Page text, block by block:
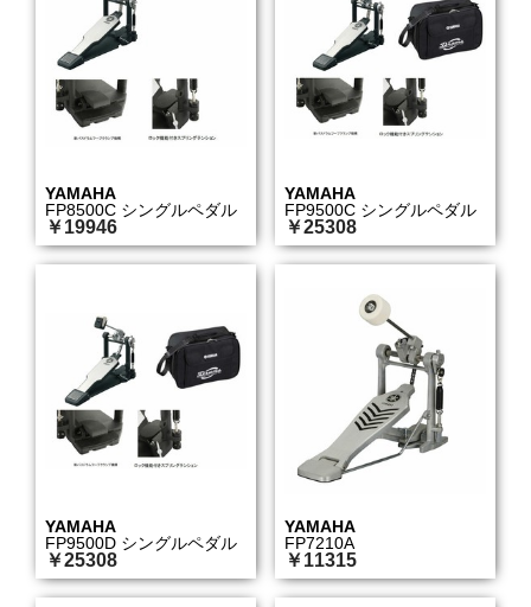
YAMAHA
FP8500C シングルペダル
￥19946
YAMAHA
FP9500C シングルペダル
￥25308
YAMAHA
FP9500D シングルペダル
￥25308
YAMAHA
FP7210A
￥11315